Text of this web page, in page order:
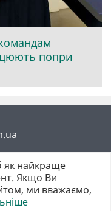
попри
як найкраще
Якщо Ви
ми вважаємо,